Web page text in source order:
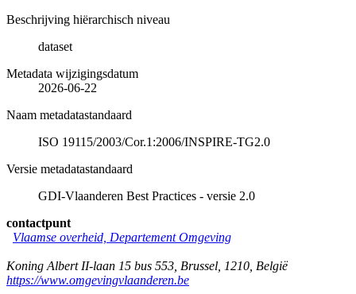
Beschrijving hiërarchisch niveau
dataset
Metadata wijzigingsdatum
2026-06-22
Naam metadatastandaard
ISO 19115/2003/Cor.1:2006/INSPIRE-TG2.0
Versie metadatastandaard
GDI-Vlaanderen Best Practices - versie 2.0
contactpunt
Vlaamse overheid, Departement Omgeving
Koning Albert II-laan 15 bus 553 Brussel 1210 België
https://www.omgevingvlaanderen.be